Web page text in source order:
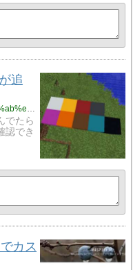
追
でたら
認でき
カス